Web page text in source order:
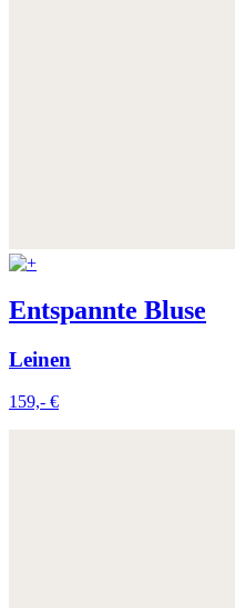
Entspannte Bluse
Leinen
159,- €